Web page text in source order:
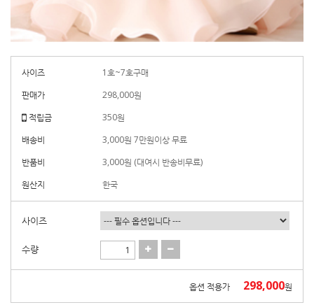
사이즈
1호~7호구매
판매가
298,000원
적립금
350원
배송비
3,000원 7만원이상 무료
반품비
3,000원 (대여시 반송비무료)
원산지
한국
사이즈
수량
옵션 적용가 298,000원